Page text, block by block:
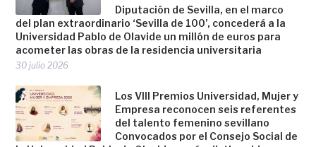
Diputación de Sevilla, en el marco
del plan extraordinario ‘Sevilla de 100’, concederá a la
Universidad Pablo de Olavide un millón de euros para
acometer las obras de la residencia universitaria
30 julio 2026
Los VIII Premios Universidad, Mujer y
Empresa reconocen seis referentes
del talento femenino sevillano
Convocados por el Consejo Social de